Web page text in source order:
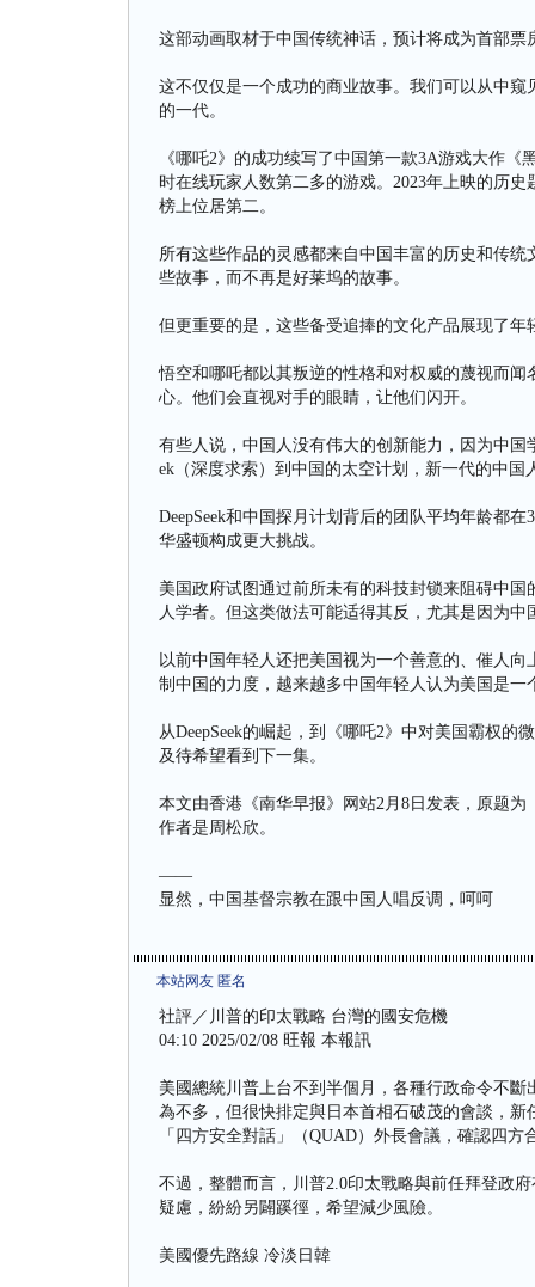
这部动画取材于中国传统神话，预计将成为首部票
这不仅仅是一个成功的商业故事。我们可以从中
的一代。
《哪吒2》的成功续写了中国第一款3A游戏大作
时在线玩家人数第二多的游戏。2023年上映的历
榜上位居第二。
所有这些作品的灵感都来自中国丰富的历史和传
些故事，而不再是好莱坞的故事。
但更重要的是，这些备受追捧的文化产品展现了年
悟空和哪吒都以其叛逆的性格和对权威的蔑视而
心。他们会直视对手的眼睛，让他们闪开。
有些人说，中国人没有伟大的创新能力，因为中国
ek（深度求索）到中国的太空计划，新一代的中
DeepSeek和中国探月计划背后的团队平均年龄都
华盛顿构成更大挑战。
美国政府试图通过前所未有的科技封锁来阻碍中
人学者。但这类做法可能适得其反，尤其是因为
以前中国年轻人还把美国视为一个善意的、催人
制中国的力度，越来越多中国年轻人认为美国是
从DeepSeek的崛起，到《哪吒2》中对美国霸权
及待希望看到下一集。
本文由香港《南华早报》网站2月8日发表，原题为
作者是周松欣。
——
显然，中国基督宗教在跟中国人唱反调，呵呵
本站网友 匿名
社評／川普的印太戰略 台灣的國安危機
04:10 2025/02/08 旺報 本報訊
美國總統川普上台不到半個月，各種行政命令不
為不多，但很快排定與日本首相石破茂的會談，
「四方安全對話」（QUAD）外長會議，確認四
不過，整體而言，川普2.0印太戰略與前任拜登政
疑慮，紛紛另闢蹊徑，希望減少風險。
美國優先路線 冷淡日韓